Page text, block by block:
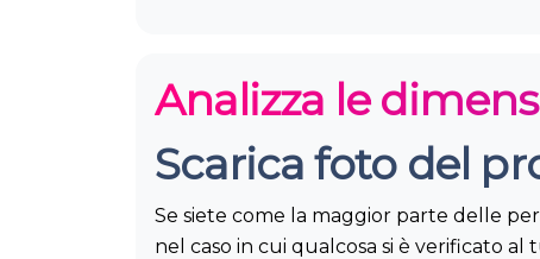
Analizza le
Scarica foto del
Se siete come la maggior parte delle
nel caso in cui qualcosa si è verificato